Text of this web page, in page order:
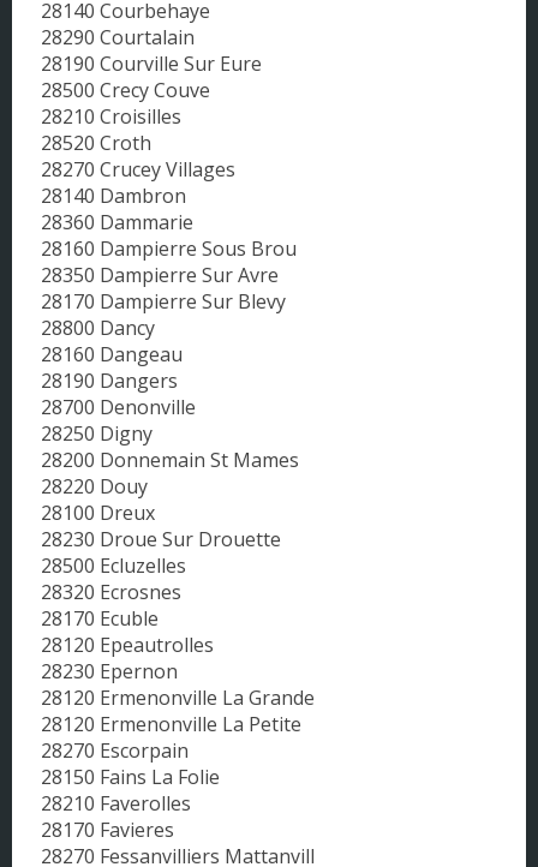
28140 Courbehaye
28290 Courtalain
28190 Courville Sur Eure
28500 Crecy Couve
28210 Croisilles
28520 Croth
28270 Crucey Villages
28140 Dambron
28360 Dammarie
28160 Dampierre Sous Brou
28350 Dampierre Sur Avre
28170 Dampierre Sur Blevy
28800 Dancy
28160 Dangeau
28190 Dangers
28700 Denonville
28250 Digny
28200 Donnemain St Mames
28220 Douy
28100 Dreux
28230 Droue Sur Drouette
28500 Ecluzelles
28320 Ecrosnes
28170 Ecuble
28120 Epeautrolles
28230 Epernon
28120 Ermenonville La Grande
28120 Ermenonville La Petite
28270 Escorpain
28150 Fains La Folie
28210 Faverolles
28170 Favieres
28270 Fessanvilliers Mattanvill